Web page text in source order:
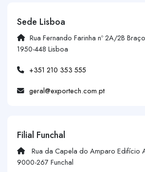
Sede Lisboa
Rua Fernando Farinha nº 2A/2B
1950-448 Lisboa
+351 210 353 555
geral@exportech.com.pt
Filial Funchal
Rua da Capela do Amparo Edifício
9000-267 Funchal